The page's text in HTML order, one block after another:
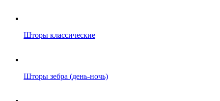
Шторы классические
Шторы зебра (день-ночь)